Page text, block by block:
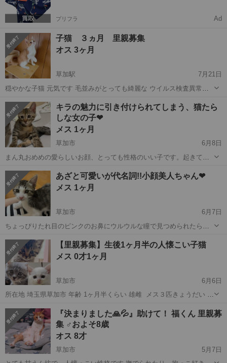
プリフラ Ad
子猫 ３ヵ月 里親募集
オス 3ヶ月
草加駅
7月21日
穏やかな子猫 元気です 毛並みがとっても綺麗な ウイルス検査異常な
家族募集中。 前の応募者が契約違反をしたため、再募集します...
埼玉 草加市 草加駅 猫 ブルータビー
キラの魅力に引き付けられてしまう、猫たら
しな女の子❤
メス 1ヶ月
草加市
6月8日
まん丸おめめの愛らしいお顔、とっても性格のいい子です。起きてい
やにゃんプロ、おもちゃやアスレチックやヒモやコードや落ちてる猫
砂や・・・とにかく何でも。あまりに楽し...
埼玉 草加市
あざと可愛いが代名詞!!小顔美人ちゃん❤
メス 1ヶ月
草加市
6月7日
ちょっぴりたれ目のピンクのお鼻にウルウルな瞳で見つめられたら速
がままに甘えています。キラが大好きで後を追い真似をしているので
すが、まるで自分がキラと遊んであげてい...
埼玉 草加市 猫 ワクチン
【里親募集】生後1ヶ月半の人懐こい子猫
メス 0才1ヶ月
草加市
6月6日
所在地 埼玉県草加市 年齢 1ヶ月半くらい 雄雌 メス３匹きょうだい 検
しました。今は500gくらいかと思います。...
埼玉 草加市 猫 ワクチン
『決まりました🙏💦』助けて！ 福くん 里親募
集 ♂およそ8歳
オス 8才
草加市
5月7日